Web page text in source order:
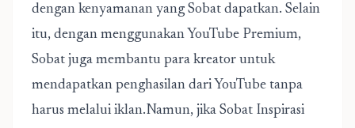
dengan kenyamanan yang Sobat dapatkan. Selain
itu, dengan menggunakan YouTube Premium,
Sobat juga membantu para kreator untuk
mendapatkan penghasilan dari YouTube tanpa
harus melalui iklan.Namun, jika Sobat Inspirasi